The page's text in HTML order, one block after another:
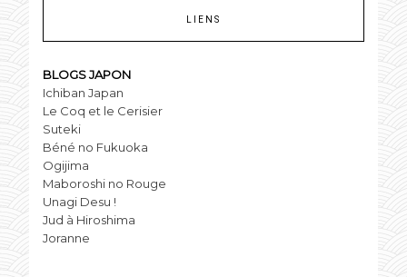
LIENS
BLOGS JAPON
Ichiban Japan
Le Coq et le Cerisier
Suteki
Béné no Fukuoka
Ogijima
Maboroshi no Rouge
Unagi Desu !
Jud à Hiroshima
Joranne